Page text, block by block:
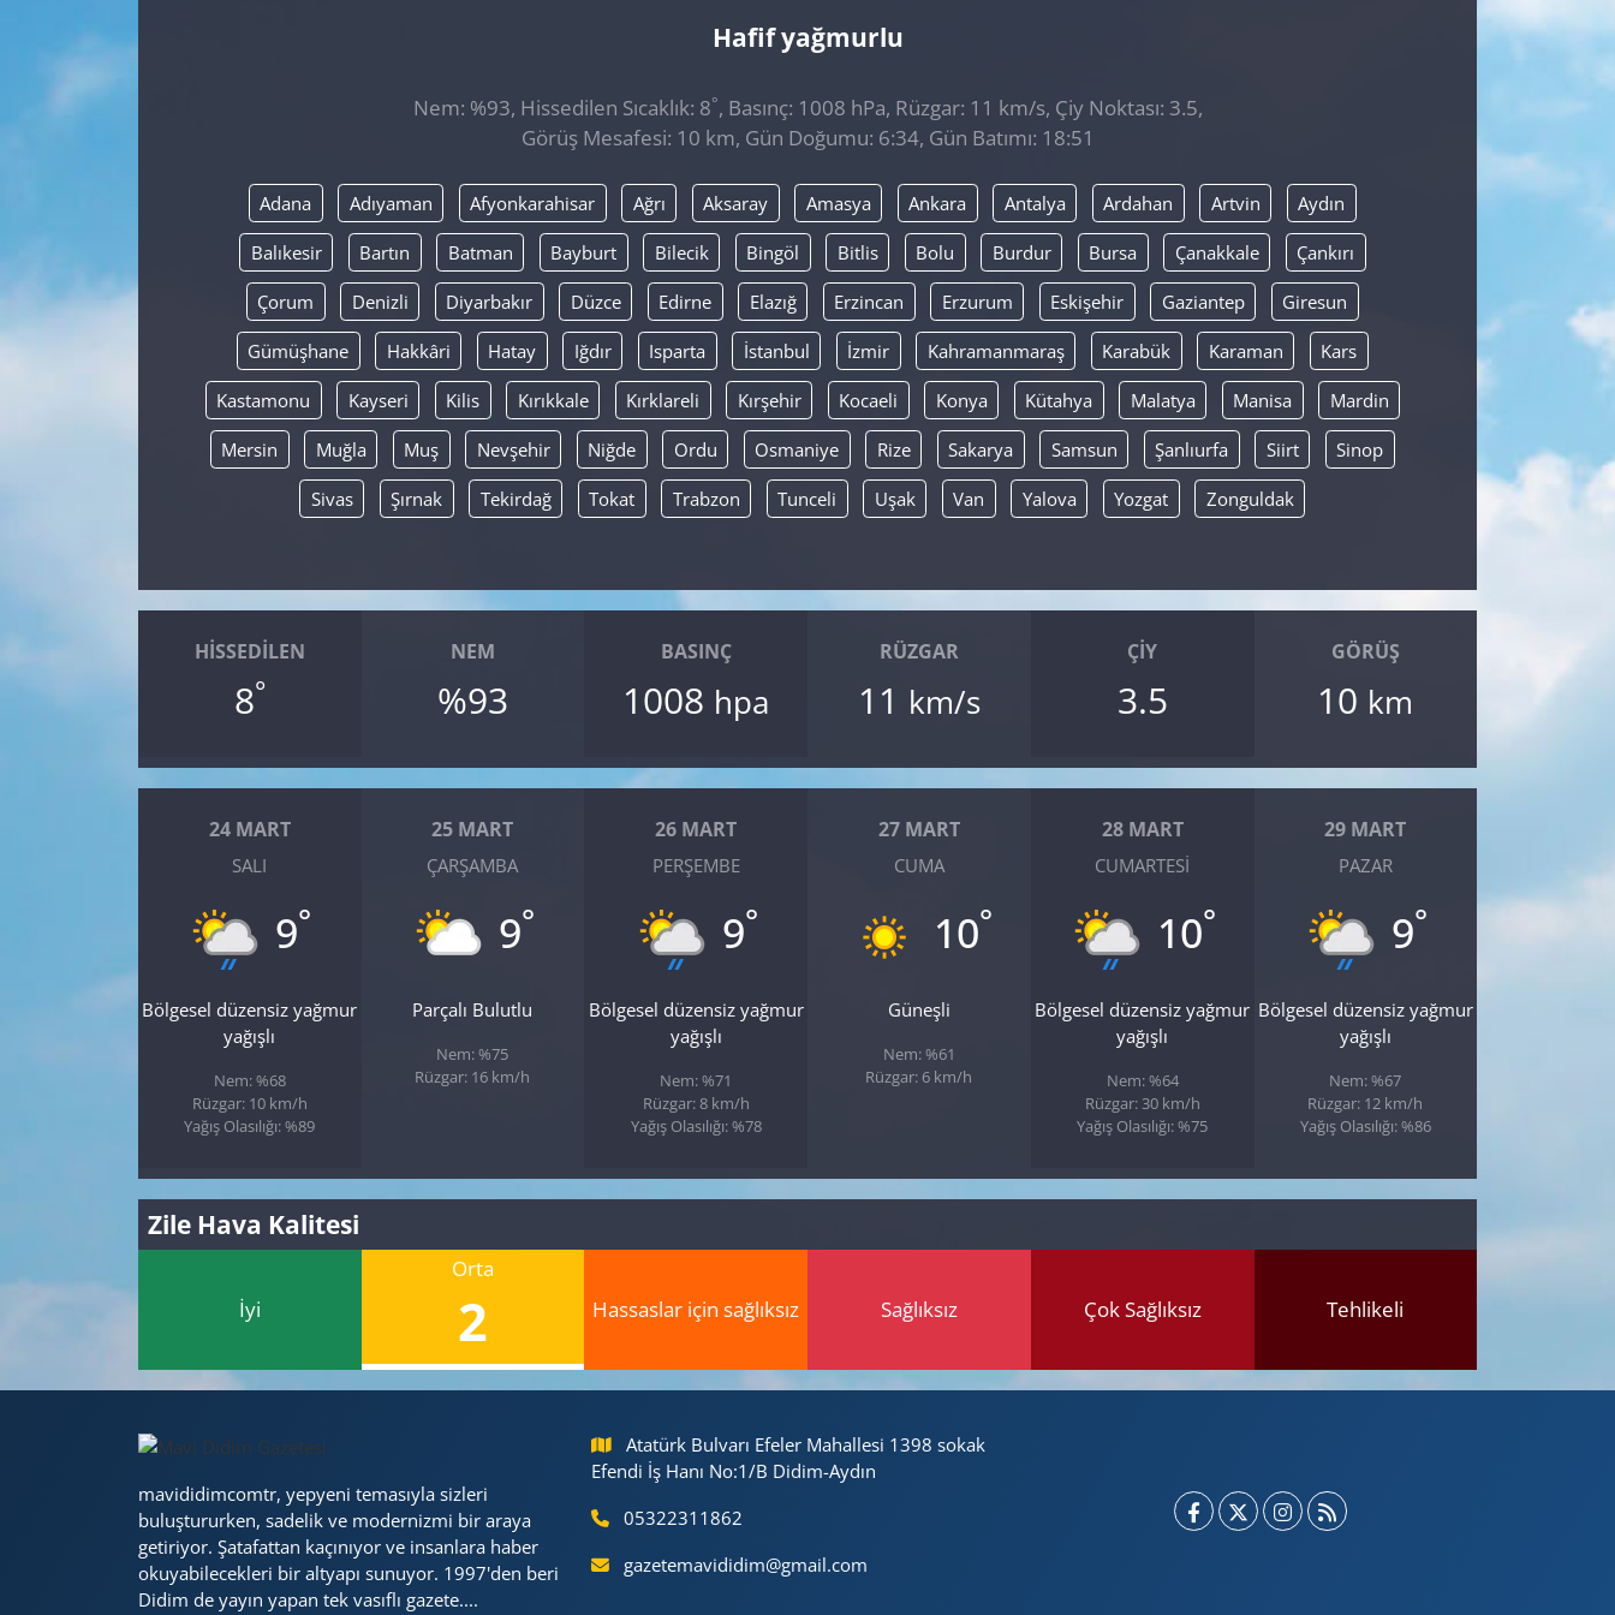
Hafif yağmurlu
Nem: %93, Hissedilen Sıcaklık: 8°, Basınç: 1008 hPa, Rüzgar: 11 km/s, Çiy Noktası: 3.5,
Görüş Mesafesi: 10 km, Gün Doğumu: 6:34, Gün Batımı: 18:51
Adana Adıyaman Afyonkarahisar Ağrı Aksaray Amasya Ankara Antalya Ardahan Artvin Aydın
Balıkesir Bartın Batman Bayburt Bilecik Bingöl Bitlis Bolu Burdur Bursa Çanakkale Çankırı
Çorum Denizli Diyarbakır Düzce Edirne Elazığ Erzincan Erzurum Eskişehir Gaziantep Giresun
Gümüşhane Hakkâri Hatay Iğdır Isparta İstanbul İzmir Kahramanmaraş Karabük Karaman Kars
Kastamonu Kayseri Kilis Kırıkkale Kırklareli Kırşehir Kocaeli Konya Kütahya Malatya Manisa Mardin
Mersin Muğla Muş Nevşehir Niğde Ordu Osmaniye Rize Sakarya Samsun Şanlıurfa Siirt Sinop
Sivas Şırnak Tekirdağ Tokat Trabzon Tunceli Uşak Van Yalova Yozgat Zonguldak
HISSEDILEN
8°
NEM
%93
BASINÇ
1008 hpa
RÜZGAR
11 km/s
ÇIY
3.5
GÖRÜŞ
10 km
24 MART
SALI
9°
Bölgesel düzensiz yağmur
yağışlı
Nem: %68
Rüzgar: 10 km/h
Yağış Olasılığı: %89
25 MART
ÇARŞAMBA
9°
Parçalı Bulutlu
Nem: %75
Rüzgar: 16 km/h
26 MART
PERŞEMBE
9°
Bölgesel düzensiz yağmur
yağışlı
Nem: %71
Rüzgar: 8 km/h
Yağış Olasılığı: %78
27 MART
CUMA
10°
Güneşli
Nem: %61
Rüzgar: 6 km/h
28 MART
CUMARTESI
10°
Bölgesel düzensiz yağmur
yağışlı
Nem: %64
Rüzgar: 30 km/h
Yağış Olasılığı: %75
29 MART
PAZAR
9°
Bölgesel düzensiz yağmur
yağışlı
Nem: %67
Rüzgar: 12 km/h
Yağış Olasılığı: %86
Zile Hava Kalitesi
İyi
Orta
2 Hassaslar için sağlıksız Sağlıksız Çok Sağlıksız Tehlikeli
mavididimcomtr, yepyeni temasıyla sizleri
buluştururken, sadelik ve modernizmi bir araya
getiriyor. Şatafattan kaçınıyor ve insanlara haber
okuyabilecekleri bir altyapı sunuyor. 1997'den beri
Didim de yayın yapan tek vasıflı gazete....
Atatürk Bulvarı Efeler Mahallesi 1398 sokak
Efendi İş Hanı No:1/B Didim-Aydın
05322311862
gazetemavididim@gmail.com
GÜNDEM
POLİTİKA